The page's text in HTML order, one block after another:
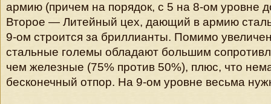
армию (причем на порядок, с 5 на 8-ом уровне
Второе — Литейный цех, дающий в армию
9-ом строится за бриллианты. Помимо
стальные големы обладают большим
чем железные (75% против 50%), плюс, что
бесконечный отпор. На 9-ом уровне весьма